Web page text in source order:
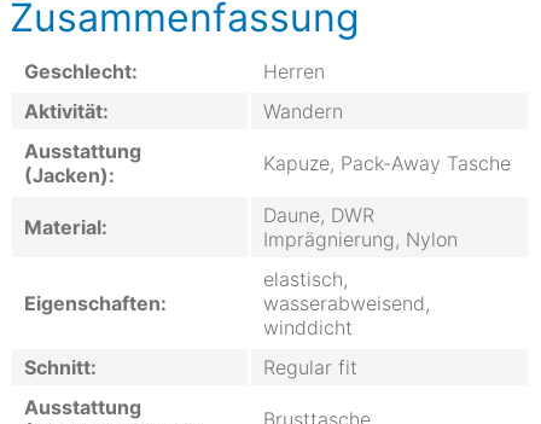
Zusammenfassung
Geschlecht:
Herren
Aktivität:
Wandern
Ausstattung
(Jacken):
Kapuze, Pack-Away Tasche
Material:
Daune, DWR
Imprägnierung, Nylon
Eigenschaften:
elastisch,
wasserabweisend,
winddicht
Schnitt:
Regular fit
Ausstattung
Brusttasche